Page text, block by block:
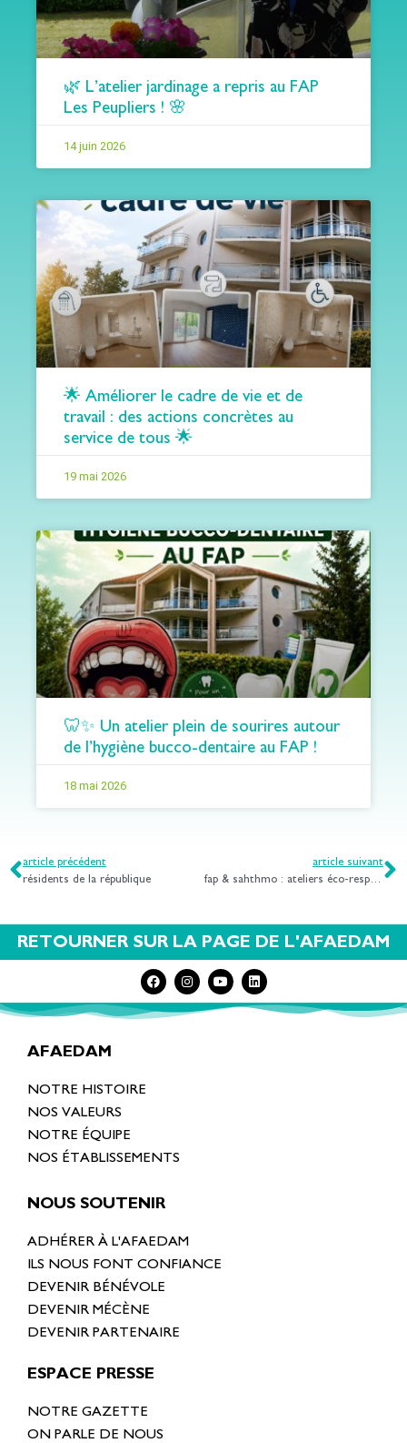
🌿 L’atelier jardinage a repris au FAP
Les Peupliers ! 🌸
14 juin 2026
🌟 Améliorer le cadre de vie et de
travail : des actions concrètes au
service de tous 🌟
19 mai 2026
🦷✨ Un atelier plein de sourires autour
de l’hygiène bucco-dentaire au FAP !
18 mai 2026
article précédent
résidents de la république
article suivant
fap & sahthmo : ateliers éco-responsables
RETOURNER SUR LA PAGE DE L'AFAEDAM
AFAEDAM
NOTRE HISTOIRE
NOS VALEURS
NOTRE ÉQUIPE
NOS ÉTABLISSEMENTS
NOUS SOUTENIR
ADHÉRER À L'AFAEDAM
ILS NOUS FONT CONFIANCE
DEVENIR BÉNÉVOLE
DEVENIR MÉCÈNE
DEVENIR PARTENAIRE
ESPACE PRESSE
NOTRE GAZETTE
ON PARLE DE NOUS